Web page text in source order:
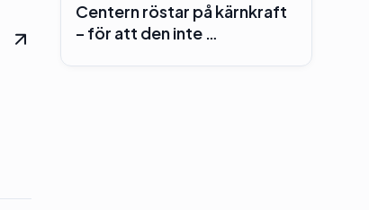
Centern röstar på kärnkraft
– för att den inte …